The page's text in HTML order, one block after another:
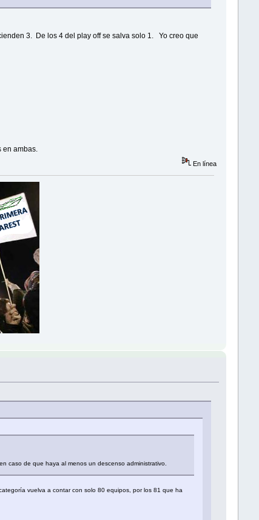
3. De los 4 del play off se salva solo 1. Yo creo que
ambas.
En línea
caso de que haya al menos un descenso administrativo.
vuelva a contar con solo 80 equipos, por los 81 que ha